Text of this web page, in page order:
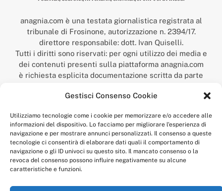
Gestisci Consenso Cookie
Utilizziamo tecnologie come i cookie per memorizzare e/o accedere alle
informazioni del dispositivo. Lo facciamo per migliorare l'esperienza di
navigazione e per mostrare annunci personalizzati. Il consenso a queste
tecnologie ci consentirà di elaborare dati quali il comportamento di
navigazione o gli ID univoci su questo sito. Il mancato consenso o la
revoca del consenso possono influire negativamente su alcune
caratteristiche e funzioni.
anagnia.com è una testata giornalistica registrata al
tribunale di Frosinone, autorizzazione n. 2394/17.
direttore responsabile: dott. Ivan Quiselli.
Tutti i diritti sono riservati: per ogni utilizzo dei media e
dei contenuti presenti sulla piattaforma anagnia.com
è richiesta esplicita documentazione scritta da parte
“Anagnia” è un marchio registrato presso l’Ufficio Italiano
Economico,
num. registrazione: 302017000014044 del 9 febbraio 2017.
Per contatti:redazione@anagnia.com